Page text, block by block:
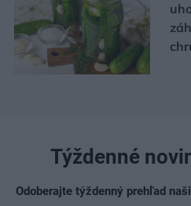
Týždenné
Odoberajte týždenný prehľad